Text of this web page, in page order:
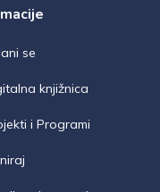
se
knjižnica
i Programi